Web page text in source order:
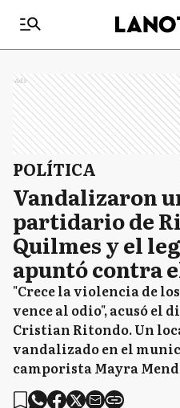
Ads
POLÍTICA
Vandalizaron
partidario de
Quilmes y el
apuntó contra
"Crece la violencia de
vence al odio", acusó el
Cristian Ritondo. Un
vandalizado en el
camporista Mayra